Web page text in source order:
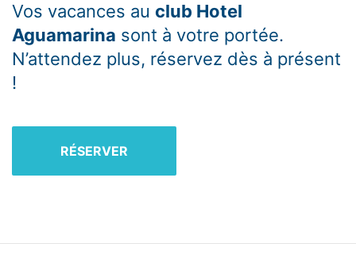
Vos vacances au club Hotel
Aguamarina sont à votre portée.
N’attendez plus, réservez dès à présent
!
RÉSERVER